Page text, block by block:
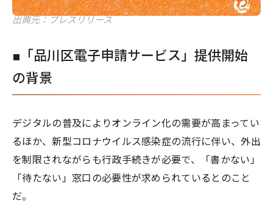
出典元：プレスリリース
■「品川区電子申請サービス」提供開始
の背景
デジタルの普及によりオンライン化の需要が高まってい
るほか、新型コロナウイルス感染症の流行に伴い、外出
を制限されながらも行政手続きが必要で、「書かない」
「待たない」窓口の必要性が求められているとのこと
だ。